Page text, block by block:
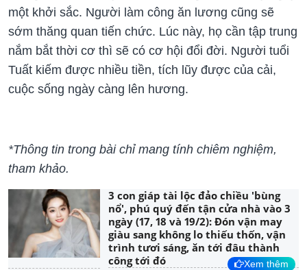
một khởi sắc. Người làm công ăn lương cũng sẽ
sớm thăng quan tiến chức. Lúc này, họ cần tập trung
nắm bắt thời cơ thì sẽ có cơ hội đổi đời. Người tuổi
Tuất kiếm được nhiều tiền, tích lũy được của cải,
cuộc sống ngày càng lên hương.
*Thông tin trong bài chỉ mang tính chiêm nghiệm,
tham khảo.
3 con giáp tài lộc đảo chiều 'bùng
nổ', phú quý đến tận cửa nhà vào 3
ngày (17, 18 và 19/2): Đón vận may
giàu sang không lo thiếu thốn, vận
trình tươi sáng, ăn tới đâu thành
công tới đó
Xem thêm